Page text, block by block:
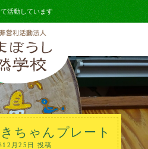
活動しています
ちゃんプレート
12月25日 投稿